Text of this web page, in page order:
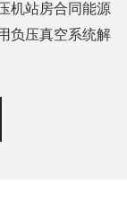
机站房合同能源
负压真空系统解